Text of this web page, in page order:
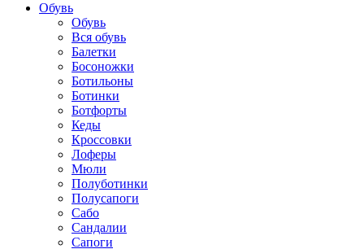
Обувь
Обувь
Вся обувь
Балетки
Босоножки
Ботильоны
Ботинки
Ботфорты
Кеды
Кроссовки
Лоферы
Мюли
Полуботинки
Полусапоги
Сабо
Сандалии
Сапоги